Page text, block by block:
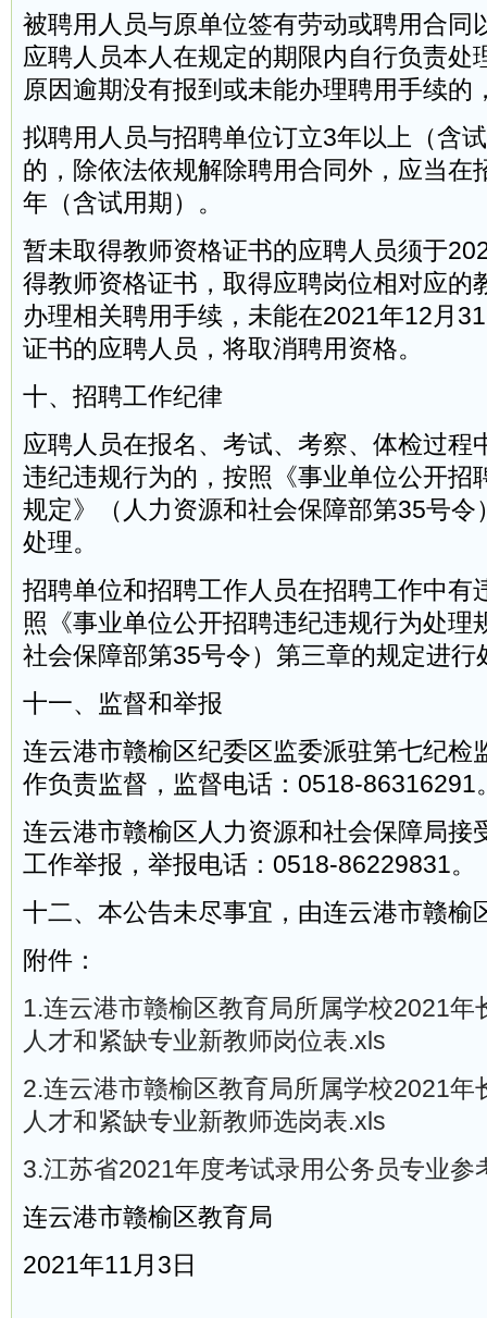
被聘用人员与原单位签有劳动或聘用合同
应聘人员本人在规定的期限内自行负责处
原因逾期没有报到或未能办理聘用手续的
拟聘用人员与招聘单位订立3年以上（含
的，除依法依规解除聘用合同外，应当在
年（含试用期）。
暂未取得教师资格证书的应聘人员须于
得教师资格证书，取得应聘岗位相对应的
办理相关聘用手续，未能在2021年12月
证书的应聘人员，将取消聘用资格。
十、招聘工作纪律
应聘人员在报名、考试、考察、体检过程
违纪违规行为的，按照《事业单位公开招
规定》（人力资源和社会保障部第35号令
处理。
招聘单位和招聘工作人员在招聘工作中有
照《事业单位公开招聘违纪违规行为处理
社会保障部第35号令）第三章的规定进行
十一、监督和举报
连云港市赣榆区纪委区监委派驻第七纪检
作负责监督，监督电话：0518-86316291
连云港市赣榆区人力资源和社会保障局接
工作举报，举报电话：0518-86229831。
十二、本公告未尽事宜，由连云港市赣榆
附件：
1.连云港市赣榆区教育局所属学校2021年
人才和紧缺专业新教师岗位表.xls
2.连云港市赣榆区教育局所属学校2021年
人才和紧缺专业新教师选岗表.xls
3.江苏省2021年度考试录用公务员专业参
连云港市赣榆区教育局
2021年11月3日